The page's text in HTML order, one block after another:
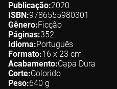
Publicação 2020
ISBN 9786555980301
Gênero Ficção
Páginas 352
Idioma Português
Formato 16 x 23 cm
Acabamento Capa Dura
Corte Colorido
Peso 640 g